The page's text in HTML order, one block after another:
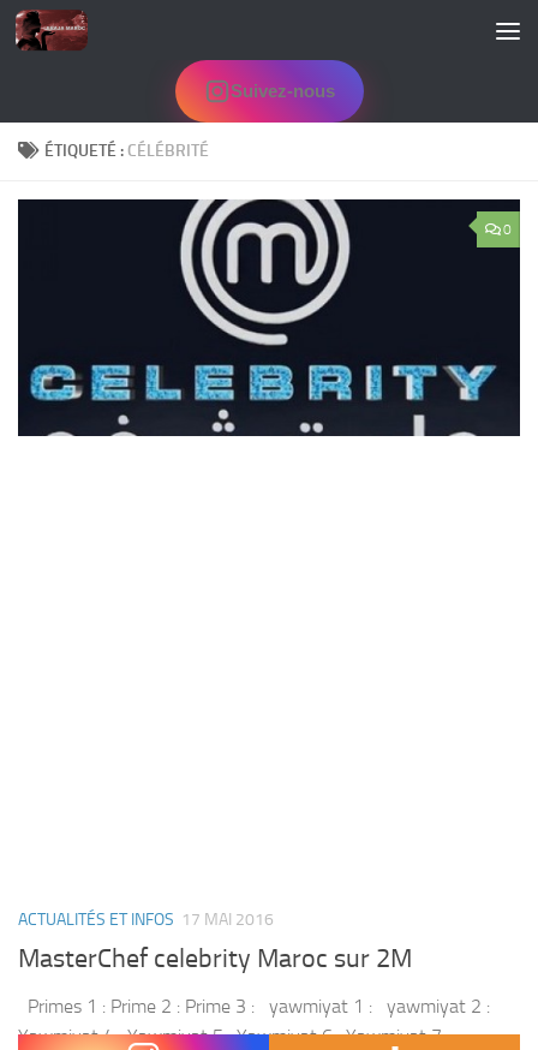
Skip to content
Suivez-nous
ÉTIQUETÉ : CÉLÉBRITÉ
0
ACTUALITÉS ET INFOS 17 MAI 2016
MasterChef celebrity Maroc sur 2M
Primes 1 : Prime 2 : Prime 3 : yawmiyat 1 : yawmiyat 2 :
Yawmiyat 4 : Yawmiyat 5 : Yawmiyat 6 : Yawmiyat 7 :